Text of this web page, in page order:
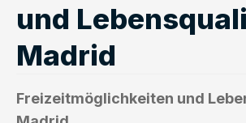
und
Madrid
Freizeitmöglichkeiten und